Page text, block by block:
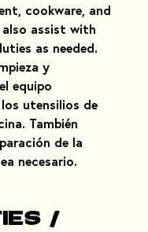
cookware, and
assist with
as needed.
y
equipo
utensilios de
También
de la
necesario.
/